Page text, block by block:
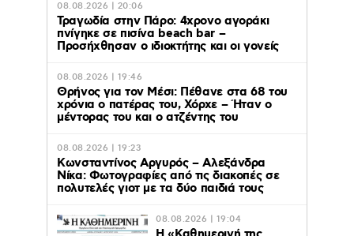
08.08.2026 | 20:06
Τραγωδία στην Πάρο: 4χρονο αγοράκι
πνίγηκε σε πισίνα beach bar –
Προσήχθησαν ο ιδιοκτήτης και οι γονείς
08.08.2026 | 19:46
Θρήνος για τον Μέσι: Πέθανε στα 68 του
χρόνια ο πατέρας του, Χόρχε – Ήταν ο
μέντορας του και ο ατζέντης του
08.08.2026 | 19:23
Κωνσταντίνος Αργυρός – Αλεξάνδρα
Νίκα: Φωτογραφίες από τις διακοπές σε
πολυτελές γιοτ με τα δύο παιδιά τους
08.08.2026 | 19:04